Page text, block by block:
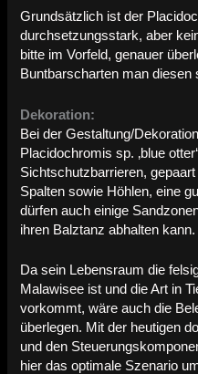
Grundsätzlich ist der
durchsetzungsstark, aber
bitte im Vorfeld, genauer
Buntbarscharten man diesen
Dekoration:
Bei der Gestaltung/
Placidochromis sp. ‚blue
Sichtschutzbarrieren,
Spalten sowie Höhlen, eine
dürfen auch einige
ihren Balztanz abhalten kann.
Da sein Lebensraum die
Malawisee ist und die Art in
vorkommt, wäre auch die
überlegen. Mit der heutigen
und den
hier das optimale Szenario